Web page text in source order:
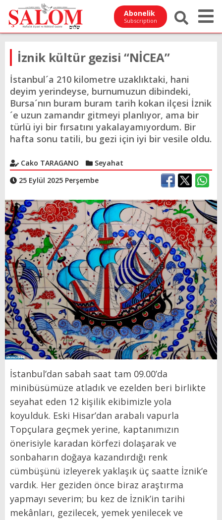
Abonelik
Subscription
İznik kültür gezisi “NİCEA”
İstanbul´a 210 kilometre uzaklıktaki, hani
deyim yerindeyse, burnumuzun dibindeki,
Bursa´nın buram buram tarih kokan ilçesi İznik
´e uzun zamandır gitmeyi planlıyor, ama bir
türlü iyi bir fırsatını yakalayamıyordum. Bir
hafta sonu tatili, bu gezi için iyi bir vesile oldu.
Cako TARAGANO
Seyahat
25 Eylül 2025 Perşembe
İstanbul’dan sabah saat tam 09.00’da
minibüsümüze atladık ve ezelden beri birlikte
seyahat eden 12 kişilik ekibimizle yola
koyulduk. Eski Hisar’dan arabalı vapurla
Topçulara geçmek yerine, kaptanımızın
önerisiyle karadan körfezi dolaşarak ve
sonbaharın doğaya kazandırdığı renk
cümbüşünü izleyerek yaklaşık üç saatte İznik’e
vardık. Her geziden önce biraz araştırma
yapmayı severim; bu kez de İznik’in tarihi
mekânları, gezilecek, yemek yenilecek ve